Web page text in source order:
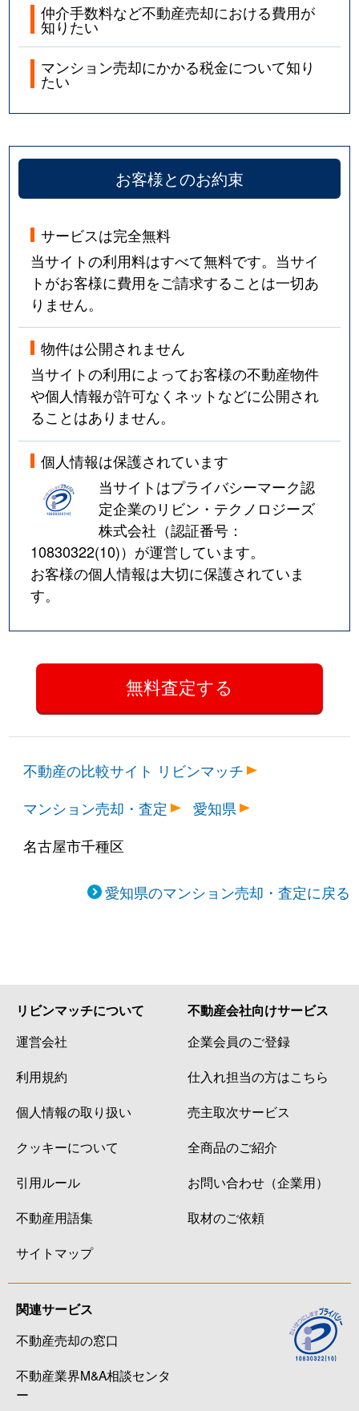
仲介手数料など不動産売却における費用が
知りたい
マンション売却にかかる税金について知り
たい
お客様とのお約束
サービスは完全無料
当サイトの利用料はすべて無料です。当サイ
トがお客様に費用をご請求することは一切あ
りません。
物件は公開されません
当サイトの利用によってお客様の不動産物件
や個人情報が許可なくネットなどに公開され
ることはありません。
個人情報は保護されています
当サイトはプライバシーマーク認
定企業のリビン・テクノロジーズ
株式会社（認証番号：
10830322(10)）が運営しています。
お客様の個人情報は大切に保護されていま
す。
不動産の比較サイト リビンマッチ
マンション売却・査定
愛知県
名古屋市千種区
愛知県のマンション売却・査定に戻る
リビンマッチについて
運営会社
利用規約
個人情報の取り扱い
クッキーについて
引用ルール
不動産用語集
サイトマップ
不動産会社向けサービス
企業会員のご登録
仕入れ担当の方はこちら
売主取次サービス
全商品のご紹介
お問い合わせ（企業用）
取材のご依頼
関連サービス
不動産売却の窓口
不動産業界M&A相談センタ
ー